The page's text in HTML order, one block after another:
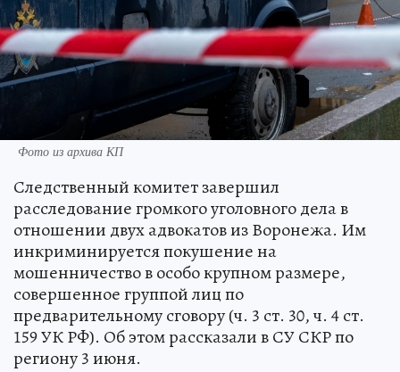
Фото из архива КП
Следственный комитет завершил
расследование громкого уголовного дела в
отношении двух адвокатов из Воронежа. Им
инкриминируется покушение на
мошенничество в особо крупном размере,
совершенное группой лиц по
предварительному сговору (ч. 3 ст. 30, ч. 4 ст.
159 УК РФ). Об этом рассказали в СУ СКР по
региону 3 июня.